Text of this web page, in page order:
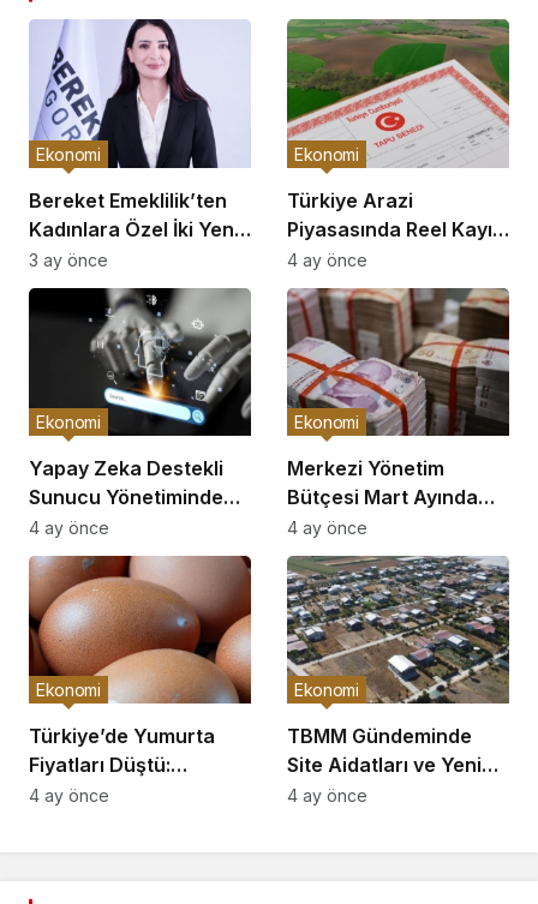
Bereket Emeklilik’ten
Kadınlara Özel İki Yeni
Bireysel Emeklilik Planı
Ekonomi
3 ay önce
Türkiye Arazi
Piyasasında Reel Kayıp:
Büyükşehirler
Enflasyonun Gerisinde
Kaldı
Ekonomi
4 ay önce
Yapay Zeka Destekli
Sunucu Yönetiminde
Proaktif Dönem Başladı
Ekonomi
4 ay önce
Merkezi Yönetim
Bütçesi Mart Ayında
229,9 Milyar TL Açık
Verdi
Ekonomi
4 ay önce
Türkiye’de Yumurta
Fiyatları Düştü:
Üreticiler Yüzde 20
Ekonomi
4 ay önce
TBMM Gündeminde
Site Aidatları ve Yeni
Hal Yasası
Ekonomi
4 ay önce